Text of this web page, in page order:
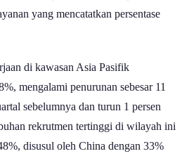
Tenaga Kerja Tertinggi Kuartal III 2026 |
Pimpin Perekrutan Tenaga Kerja
dari ManpowerGroupEmployment